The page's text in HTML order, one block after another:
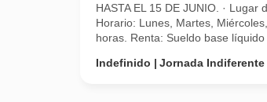
HASTA EL 15 DE JUNIO. · Lugar
Horario: Lunes, Martes,
horas. Renta: Sueldo base líquido
Indefinido
Jornada Indiferente